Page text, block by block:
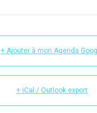
+ Ajouter à mon Agenda
+ iCal / Outlook export